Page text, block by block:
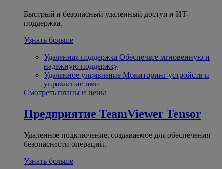
Быстрый и безопасный удаленный доступ и ИТ-
поддержка.
Узнать больше
Удаленная поддержка Обеспечьте мгновенную и
надежную поддержку
Удаленное управление Мониторинг устройств и
управление ими
Смотреть планы и цены
Предприятие TeamViewer Tensor
Удаленное подключение, создаваемое для обеспечения
безопасности операций.
Узнать больше